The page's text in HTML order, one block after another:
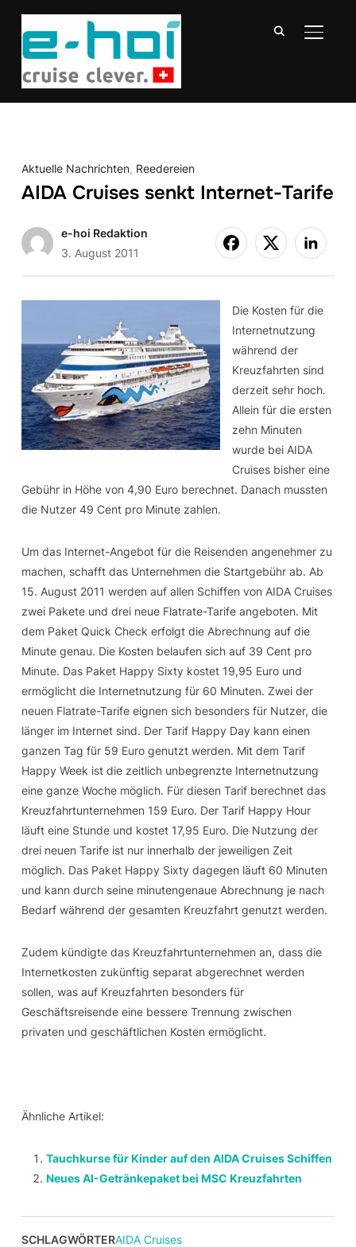
Aktuelle Nachrichten, Reedereien
AIDA Cruises senkt Internet-Tarife
e-hoi Redaktion
3. August 2011
Die Kosten für die
Internetnutzung
während der
Kreuzfahrten sind
derzeit sehr hoch.
Allein für die ersten
zehn Minuten
wurde bei AIDA
Cruises bisher eine
Gebühr in Höhe von 4,90 Euro berechnet. Danach mussten
die Nutzer 49 Cent pro Minute zahlen.
Um das Internet-Angebot für die Reisenden angenehmer zu
machen, schafft das Unternehmen die Startgebühr ab. Ab
15. August 2011 werden auf allen Schiffen von AIDA Cruises
zwei Pakete und drei neue Flatrate-Tarife angeboten. Mit
dem Paket Quick Check erfolgt die Abrechnung auf die
Minute genau. Die Kosten belaufen sich auf 39 Cent pro
Minute. Das Paket Happy Sixty kostet 19,95 Euro und
ermöglicht die Internetnutzung für 60 Minuten. Zwei der
neuen Flatrate-Tarife eignen sich besonders für Nutzer, die
länger im Internet sind. Der Tarif Happy Day kann einen
ganzen Tag für 59 Euro genutzt werden. Mit dem Tarif
Happy Week ist die zeitlich unbegrenzte Internetnutzung
eine ganze Woche möglich. Für diesen Tarif berechnet das
Kreuzfahrtunternehmen 159 Euro. Der Tarif Happy Hour
läuft eine Stunde und kostet 17,95 Euro. Die Nutzung der
drei neuen Tarife ist nur innerhalb der jeweiligen Zeit
möglich. Das Paket Happy Sixty dagegen läuft 60 Minuten
und kann durch seine minutengenaue Abrechnung je nach
Bedarf während der gesamten Kreuzfahrt genutzt werden.
Zudem kündigte das Kreuzfahrtunternehmen an, dass die
Internetkosten zukünftig separat abgerechnet werden
sollen, was auf Kreuzfahrten besonders für
Geschäftsreisende eine bessere Trennung zwischen
privaten und geschäftlichen Kosten ermöglicht.
Ähnliche Artikel:
Tauchkurse für Kinder auf den AIDA Cruises Schiffen
Neues AI-Getränkepaket bei MSC Kreuzfahrten
SCHLAGWÖRTERAIDA Cruises